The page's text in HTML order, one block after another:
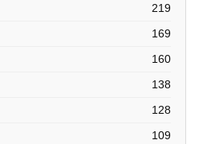
219
169
160
138
128
109